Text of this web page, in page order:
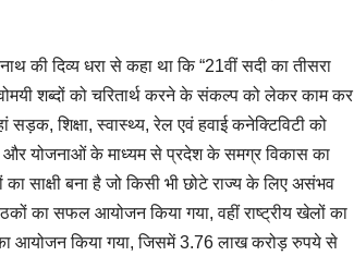
की दिव्य धरा से कहा था कि “21वीं सदी का तीसरा
शब्दों को चरितार्थ करने के संकल्प को लेकर काम कर
सड़क, शिक्षा, स्वास्थ्य, रेल एवं हवाई कनेक्टिविटी को
और योजनाओं के माध्यम से प्रदेश के समग्र विकास का
का साक्षी बना है जो किसी भी छोटे राज्य के लिए असंभव
का सफल आयोजन किया गया, वहीं राष्ट्रीय खेलों का
का आयोजन किया गया, जिसमें 3.76 लाख करोड़ रुपये से